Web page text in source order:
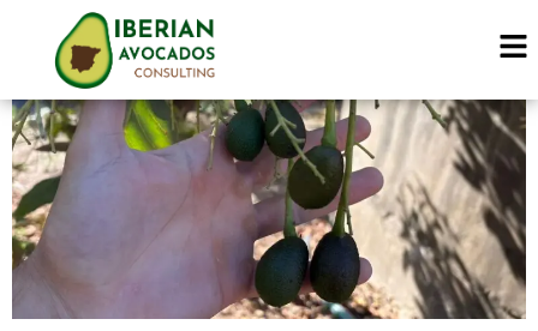
Prevenir caída de